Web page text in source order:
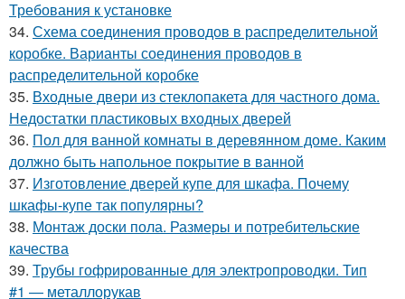
Требования к установке
34. Схема соединения проводов в распределительной
коробке. Варианты соединения проводов в
распределительной коробке
35. Входные двери из стеклопакета для частного дома.
Недостатки пластиковых входных дверей
36. Пол для ванной комнаты в деревянном доме. Каким
должно быть напольное покрытие в ванной
37. Изготовление дверей купе для шкафа. Почему
шкафы-купе так популярны?
38. Монтаж доски пола. Размеры и потребительские
качества
39. Трубы гофрированные для электропроводки. Тип
#1 — металлорукав